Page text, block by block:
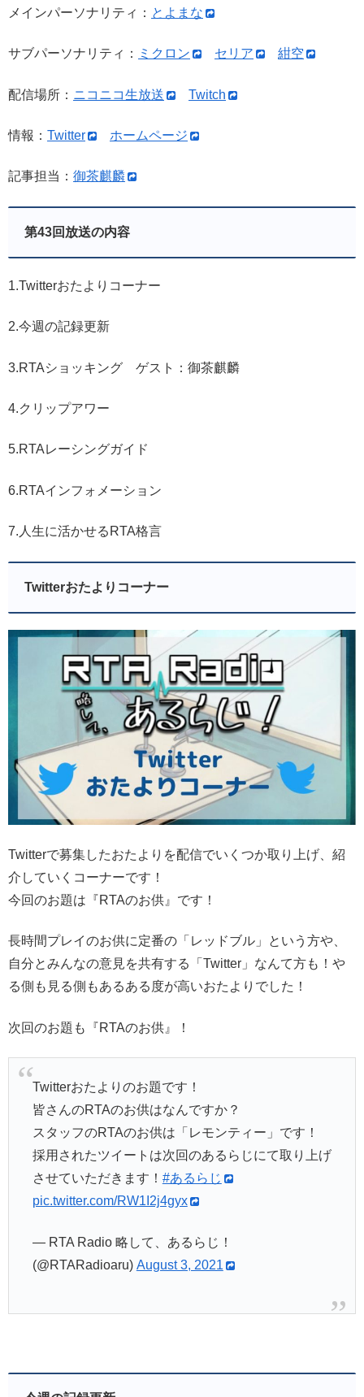
メインパーソナリティ： とよまな
サブパーソナリティ： ミクロン セリア 紺空
配信場所： ニコニコ生放送 Twitch
情報： Twitter ホームページ
記事担当： 御茶麒麟
第43回放送の内容
1.Twitterおたよりコーナー
2.今週の記録更新
3.RTAショッキング ゲスト：御茶麒麟
4.クリップアワー
5.RTAレーシングガイド
6.RTAインフォメーション
7.人生に活かせるRTA格言
Twitterおたよりコーナー
Twitterで募集したおたよりを配信でいくつか取り上げ、紹
介していくコーナーです！
今回のお題は『RTAのお供』です！
長時間プレイのお供に定番の「レッドブル」という方や、
自分とみんなの意見を共有する「Twitter」なんて方も！や
る側も見る側もあるある度が高いおたよりでした！
次回のお題も『RTAのお供』！
Twitterおたよりのお題です！
皆さんのRTAのお供はなんですか？
スタッフのRTAのお供は「レモンティー」です！
採用されたツイートは次回のあるらじにて取り上げ
させていただきます！ #あるらじ
pic.twitter.com/RW1I2j4gyx
— RTA Radio 略して、あるらじ！
(@RTARadioaru) August 3, 2021